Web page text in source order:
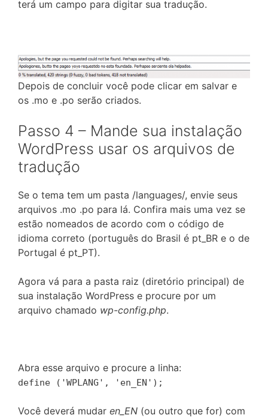
terá um campo para digitar sua tradução.
Depois de concluir você pode clicar em salvar e
os .mo e .po serão criados.
Passo 4 – Mande sua instalação
WordPress usar os arquivos de
tradução
Se o tema tem um pasta /languages/, envie seus
arquivos .mo .po para lá. Confira mais uma vez se
estão nomeados de acordo com o código de
idioma correto (português do Brasil é pt_BR e o de
Portugal é pt_PT).
Agora vá para a pasta raiz (diretório principal) de
sua instalação WordPress e procure por um
arquivo chamado wp-config.php.
Abra esse arquivo e procure a linha:
define ('WPLANG', 'en_EN');
Você deverá mudar en_EN (ou outro que for) com